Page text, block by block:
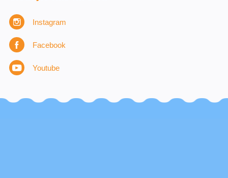
Instagram
Facebook
Youtube